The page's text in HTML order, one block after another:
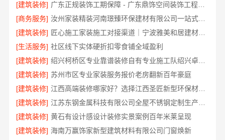
[建筑装修]
广东正规装饰工期保障 - 广东鼎饰空间装饰工程有限公司
[商务服务]
汝州家装精装河南璟臻环保建材有限公司一站式服务
[建筑装修]
匠心施工家装施工对接渠道｜宁波雅美和居建材科技
[生活服务] 社区线下实体硬折扣零食铺全域盈利
[建筑装修]
绍兴柯桥区专业靠谱装修自有专业施工队绍兴卓鑫装饰材料有限公司
[建筑装修] 苏州市区专业家装服务报价老房翻新百年豪庭
[建筑装修]
江西高端装修哪家好？选择江西圣匠新型环保材料有限公司
[建筑装修]
[建筑装修] 黄石有设计感设计装修实景案例百年米莱呈现
[建筑装修] 海南万赢饰家新型建筑材料有限公司门窗焕新